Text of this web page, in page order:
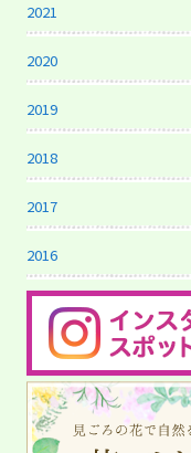
2021
2020
2019
2018
2017
2016